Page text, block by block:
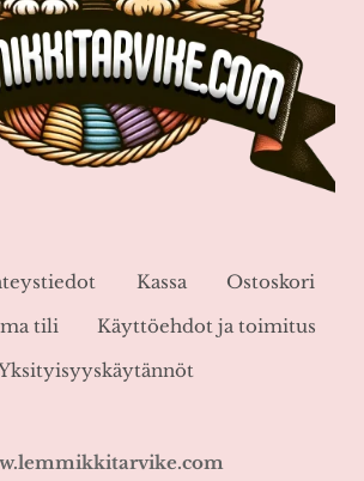
Kassa
Ostoskori
tili
Käyttöehdot ja toimitus